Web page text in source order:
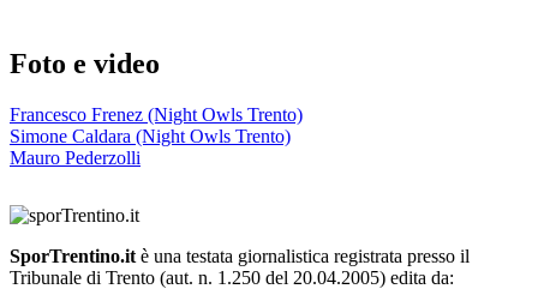
Foto e video
Francesco Frenez (Night Owls Trento)
Simone Caldara (Night Owls Trento)
Mauro Pederzolli
SporTrentino.it è una testata giornalistica registrata presso il
Tribunale di Trento (aut. n. 1.250 del 20.04.2005) edita da: